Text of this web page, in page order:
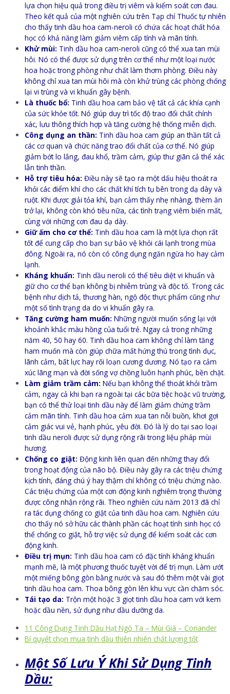
lựa chọn hiệu quả trong điều trị viêm và kiểm soát cơn đau.
Theo kết quả của một nghiên cứu trên Tạp chí Thuốc tự nhiên
cho thấy tinh dầu hoa cam-neroli có chứa các hoạt chất hóa
học có khả năng làm giảm viêm cấp tính và mãn tính.
Khử mùi: Tinh dầu hoa cam-neroli cũng có thể xua tan mùi
hôi. Nó có thể được sử dụng trên cơ thể như một loại nước
hoa hoặc trong phòng như chất làm thơm phòng. Điều này
không chỉ xua tan mùi hôi mà còn khử trùng các phòng chống
lại vi trùng và vi khuẩn gây bệnh.
Là thuốc bổ: Tinh dầu hoa cam bảo vệ tất cả các khía cạnh
của sức khỏe tốt. Nó giúp duy trì tốc độ trao đổi chất chính
xác, lưu thông thích hợp và tăng cường hệ thống miễn dịch.
Công dụng an thần: Tinh dầu hoa cam giúp an thần tất cả
các cơ quan và chức năng trao đổi chất của cơ thể. Nó giúp
giảm bớt lo lắng, đau khổ, trầm cảm, giúp thư giãn cả thể xác
lẫn tinh thần.
Hỗ trợ tiêu hóa: Điều này sẽ tạo ra một dấu hiệu thoát ra
khỏi các điểm khí cho các chất khí tích tụ bên trong dạ dày và
ruột. Khi được giải tỏa khí, bạn cảm thấy nhẹ nhàng, thèm ăn
trở lại, không còn khó tiêu nữa, các tình trạng viêm biến mất,
cùng với những cơn đau dạ dày.
Giữ ấm cho cơ thể: Tinh dầu hoa cam là một lựa chọn rất
tốt để cung cấp cho bạn sự bảo vệ khỏi cái lạnh trong mùa
đông. Ngoài ra, nó còn có công dụng ngăn ngừa ho hay cảm
lạnh.
Kháng khuẩn: Tinh dầu neroli có thể tiêu diệt vi khuẩn và
giữ cho cơ thể bạn không bị nhiễm trùng và độc tố. Trong các
bệnh như dịch tả, thương hàn, ngộ độc thực phẩm cũng như
một số tình trạng da do vi khuẩn gây ra.
Tăng cường ham muốn: Những người muốn sống lại với
khoảnh khắc màu hồng của tuổi trẻ. Ngay cả trong những
năm 40, 50 hay 60. Tinh dầu hoa cam không chỉ làm tăng
ham muốn mà còn giúp chữa mất hứng thú trong tình dục,
lãnh cảm, bất lực hay rối loạn cương dương. Nó tạo ra cảm
xúc lãng mạn và đời sống vợ chồng luôn hạnh phúc, bền chặt.
Làm giảm trầm cảm: Nếu bạn không thể thoát khỏi trầm
cảm, ngay cả khi bạn ra ngoài tại các bữa tiệc hoặc vũ trường,
bạn có thể thử loại tinh dầu này để làm giảm chứng trầm
cảm mãn tính. Tinh dầu hoa cảm xua tan nỗi buồn, khơi gợi
cảm giác vui vẻ, hạnh phúc, yêu đời. Đó là lý do tại sao loại
tinh dầu neroli được sử dụng rộng rãi trong liệu pháp mùi
hương.
Chống co giật: Động kinh liên quan đến những thay đổi
trong hoạt động của não bộ. Điều này gây ra các triệu chứng
kịch tính, đáng chú ý hay thậm chí không có triệu chứng nào.
Các triệu chứng của một cơn động kinh nghiêm trọng thường
được công nhận rộng rãi. Theo nghiên cứu năm 2013 đã chỉ
ra tác dụng chống co giật của tinh dầu hoa cam. Nghiên cứu
cho thấy nó sở hữu các thành phần các hoạt tính sinh học có
thể chống co giật, hỗ trợ việc sử dụng để kiểm soát các cơn
động kinh.
Điều trị mụn: Tinh dầu hoa cam có đặc tính kháng khuẩn
mạnh mẽ, là một phương thuốc tuyệt vời để trị mụn. Làm ướt
một miếng bông gòn bằng nước và sau đó thêm một vài giọt
tinh dầu hoa cam. Thoa bông gòn lên khu vực cần chăm sóc.
Tái tạo da: Trộn một hoặc 3 giọt tinh dầu hoa cam với kem
hoặc dầu nền, sử dụng như dầu dưỡng da.
11 Công Dụng Tinh Dầu Hạt Ngò Ta – Mùi Già – Coriander
Bí quyết chọn mua tinh dầu thiên nhiên chất lượng tốt
Một Số Lưu ÝKhi Sử Dụng Tinh
Dầu: